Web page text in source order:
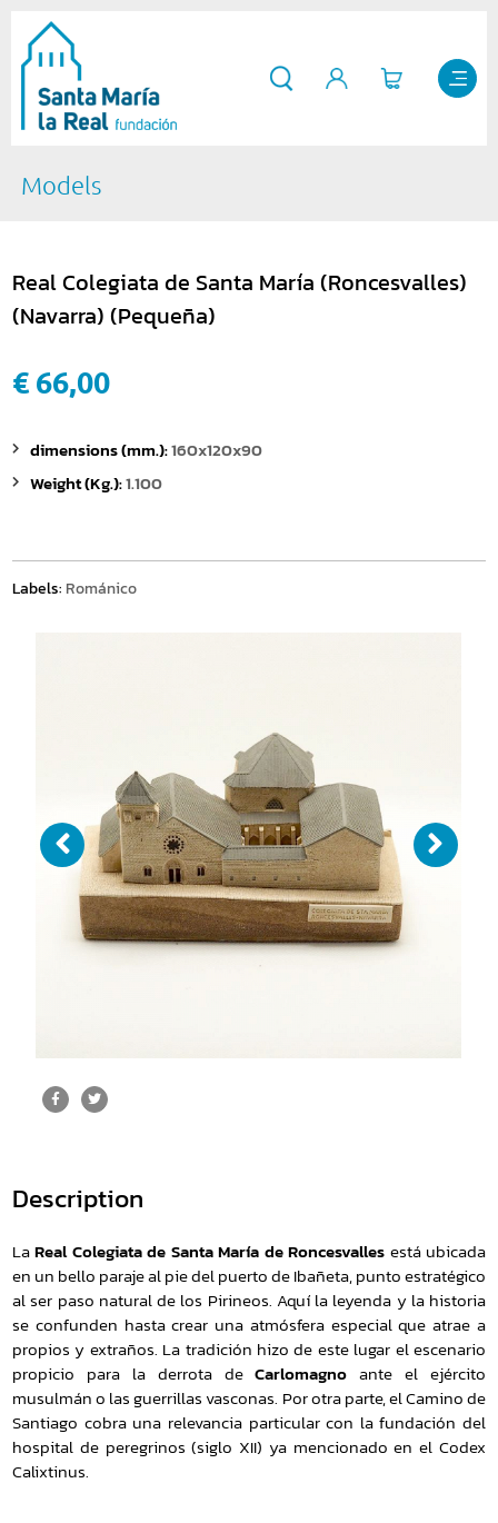
Models
Real Colegiata de Santa María (Roncesvalles)
(Navarra) (Pequeña)
€ 66,00
dimensions (mm.):160x120x90
Weight (Kg.):1.100
Labels: Románico
Description
LaReal Colegiata de Santa María de Roncesvalles está ubicada
en un bello paraje al pie del puerto de Ibañeta, punto estratégico
al ser paso natural de los Pirineos. Aquí la leyenda y la historia
se confunden hasta crear una atmósfera especial que atrae a
propios y extraños. La tradición hizo de este lugar el escenario
propicio para la derrota deCarlomagno ante el ejército
musulmán o las guerrillas vasconas. Por otra parte, el Camino de
Santiago cobra una relevancia particular con la fundación del
hospital de peregrinos (siglo XII) ya mencionado en el Codex
Calixtinus.